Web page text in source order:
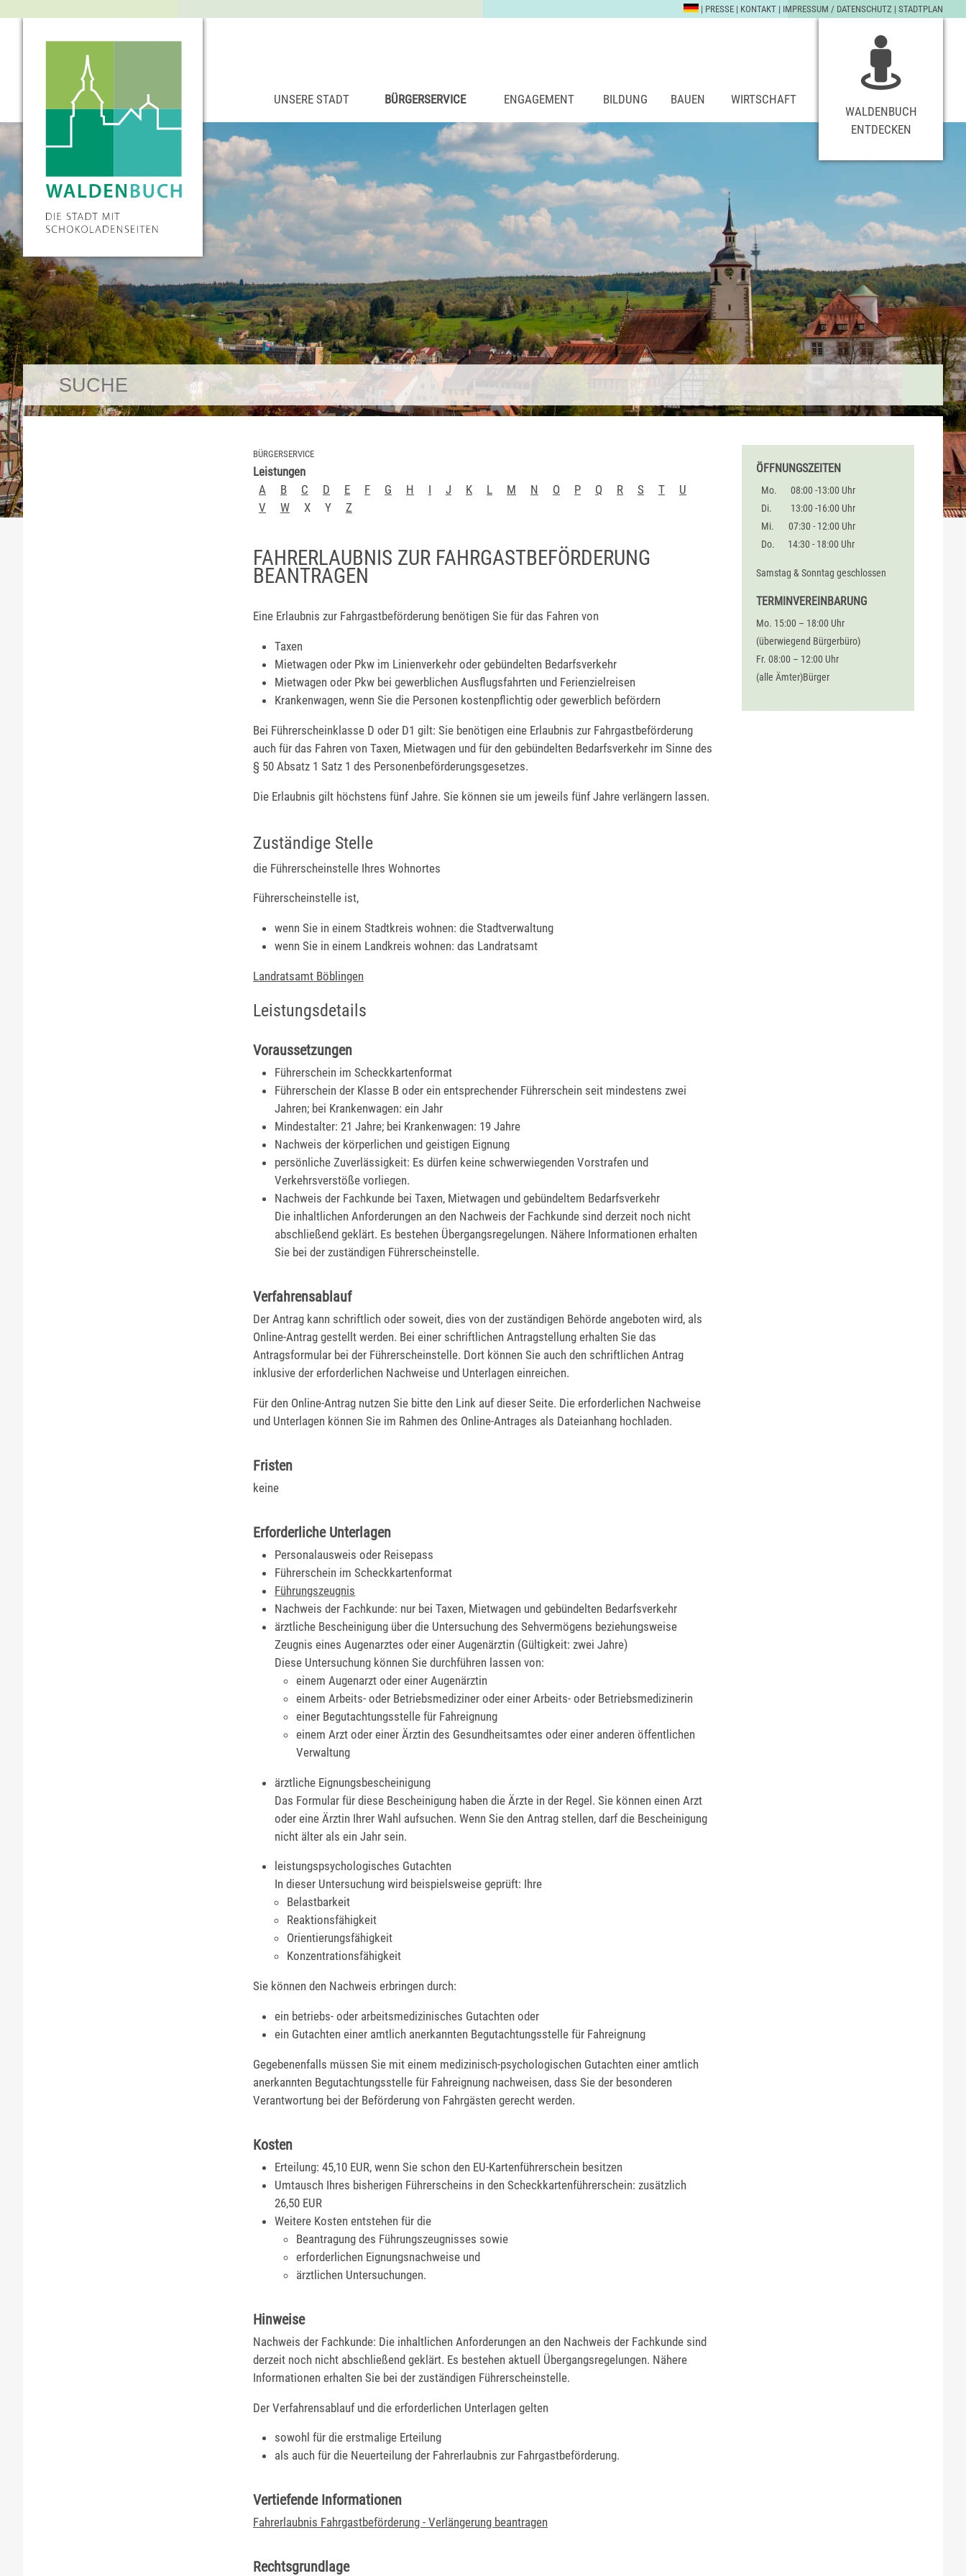
| PRESSE | KONTAKT | IMPRESSUM / DATENSCHUTZ | STADTPLAN
UNSERE STADT BÜRGERSERVICE ENGAGEMENT BILDUNG BAUEN
WIRTSCHAFT
WALDENBUCH
ENTDECKEN
BÜRGERSERVICE
Leistungen
A
B C D E F G H I J K L M N O P Q R S T
U
V
W X Y Z
FAHRERLAUBNIS ZUR FAHRGASTBEFÖRDERUNG
BEANTRAGEN
Eine Erlaubnis zur Fahrgastbeförderung benötigen Sie für das Fahren von
Taxen
Mietwagen oder Pkw im Linienverkehr oder gebündelten Bedarfsverkehr
Mietwagen oder Pkw bei gewerblichen Ausflugsfahrten und Ferienzielreisen
Krankenwagen, wenn Sie die Personen kostenpflichtig oder gewerblich befördern
Bei Führerscheinklasse D oder D1 gilt: Sie benötigen eine Erlaubnis zur Fahrgastbeförderung
auch für das Fahren von Taxen, Mietwagen und für den gebündelten Bedarfsverkehr im Sinne des
§ 50 Absatz 1 Satz 1 des Personenbeförderungsgesetzes.
Die Erlaubnis gilt höchstens fünf Jahre. Sie können sie um jeweils fünf Jahre verlängern lassen.
Zuständige Stelle
die Führerscheinstelle Ihres Wohnortes
Führerscheinstelle ist,
wenn Sie in einem Stadtkreis wohnen: die Stadtverwaltung
wenn Sie in einem Landkreis wohnen: das Landratsamt
Landratsamt Böblingen
Leistungsdetails
Voraussetzungen
Führerschein im Scheckkartenformat
Führerschein der Klasse B oder ein entsprechender Führerschein seit mindestens zwei
Jahren; bei Krankenwagen: ein Jahr
Mindestalter: 21 Jahre; bei Krankenwagen: 19 Jahre
Nachweis der körperlichen und geistigen Eignung
persönliche Zuverlässigkeit: Es dürfen keine schwerwiegenden Vorstrafen und
Verkehrsverstöße vorliegen.
Nachweis der Fachkunde bei Taxen, Mietwagen und gebündeltem Bedarfsverkehr
Die inhaltlichen Anforderungen an den Nachweis der Fachkunde sind derzeit noch nicht
abschließend geklärt. Es bestehen Übergangsregelungen. Nähere Informationen erhalten
Sie bei der zuständigen Führerscheinstelle.
Verfahrensablauf
Der Antrag kann schriftlich oder soweit, dies von der zuständigen Behörde angeboten wird, als
Online-Antrag gestellt werden. Bei einer schriftlichen Antragstellung erhalten Sie das
Antragsformular bei der Führerscheinstelle. Dort können Sie auch den schriftlichen Antrag
inklusive der erforderlichen Nachweise und Unterlagen einreichen.
Für den Online-Antrag nutzen Sie bitte den Link auf dieser Seite. Die erforderlichen Nachweise
und Unterlagen können Sie im Rahmen des Online-Antrages als Dateianhang hochladen.
Fristen
keine
Erforderliche Unterlagen
Personalausweis oder Reisepass
Führerschein im Scheckkartenformat
Führungszeugnis
Nachweis der Fachkunde: nur bei Taxen, Mietwagen und gebündelten Bedarfsverkehr
ärztliche Bescheinigung über die Untersuchung des Sehvermögens beziehungsweise
Zeugnis eines Augenarztes oder einer Augenärztin (Gültigkeit: zwei Jahre)
Diese Untersuchung können Sie durchführen lassen von:
einem Augenarzt oder einer Augenärztin
einem Arbeits- oder Betriebsmediziner oder einer Arbeits- oder Betriebsmedizinerin
einer Begutachtungsstelle für Fahreignung
einem Arzt oder einer Ärztin des Gesundheitsamtes oder einer anderen öffentlichen
Verwaltung
ärztliche Eignungsbescheinigung
Das Formular für diese Bescheinigung haben die Ärzte in der Regel. Sie können einen Arzt
oder eine Ärztin Ihrer Wahl aufsuchen. Wenn Sie den Antrag stellen, darf die Bescheinigung
nicht älter als ein Jahr sein.
leistungspsychologisches Gutachten
In dieser Untersuchung wird beispielsweise geprüft: Ihre
Belastbarkeit
Reaktionsfähigkeit
Orientierungsfähigkeit
Konzentrationsfähigkeit
Sie können den Nachweis erbringen durch:
ein betriebs- oder arbeitsmedizinisches Gutachten oder
ein Gutachten einer amtlich anerkannten Begutachtungsstelle für Fahreignung
Gegebenenfalls müssen Sie mit einem medizinisch-psychologischen Gutachten einer amtlich
anerkannten Begutachtungsstelle für Fahreignung nachweisen, dass Sie der besonderen
Verantwortung bei der Beförderung von Fahrgästen gerecht werden.
Kosten
Erteilung: 45,10 EUR, wenn Sie schon den EU-Kartenführerschein besitzen
Umtausch Ihres bisherigen Führerscheins in den Scheckkartenführerschein: zusätzlich
26,50 EUR
Weitere Kosten entstehen für die
Beantragung des Führungszeugnisses sowie
erforderlichen Eignungsnachweise und
ärztlichen Untersuchungen.
Hinweise
Nachweis der Fachkunde: Die inhaltlichen Anforderungen an den Nachweis der Fachkunde sind
derzeit noch nicht abschließend geklärt. Es bestehen aktuell Übergangsregelungen. Nähere
Informationen erhalten Sie bei der zuständigen Führerscheinstelle.
Der Verfahrensablauf und die erforderlichen Unterlagen gelten
sowohl für die erstmalige Erteilung
als auch für die Neuerteilung der Fahrerlaubnis zur Fahrgastbeförderung.
Vertiefende Informationen
Fahrerlaubnis Fahrgastbeförderung - Verlängerung beantragen
Rechtsgrundlage
ÖFFNUNGSZEITEN
Mo.
08:00 -13:00 Uhr
Di.
13:00 -16:00 Uhr
Mi.
07:30 - 12:00 Uhr
Do.
14:30 - 18:00 Uhr
Samstag & Sonntag geschlossen
TERMINVEREINBARUNG
Mo. 15:00 – 18:00 Uhr
(überwiegend Bürgerbüro)
Fr. 08:00 – 12:00 Uhr
(alle Ämter)Bürger